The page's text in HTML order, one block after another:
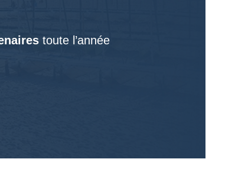
toute l’année